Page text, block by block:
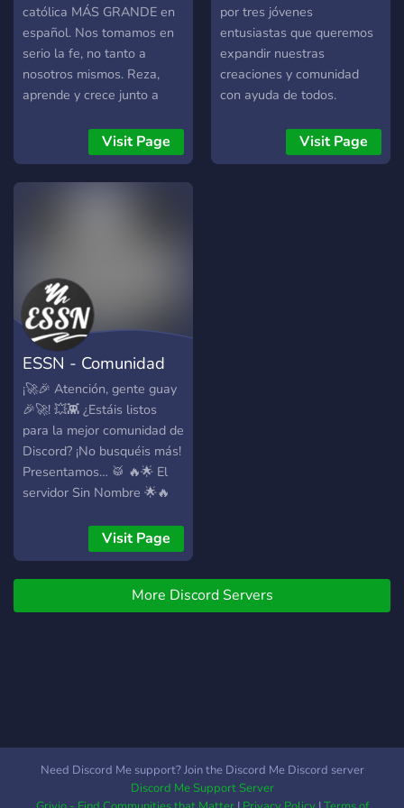
Es gratis. (Pero el trauma
se paga con memes)
usuarios más activos.
católica MÁS GRANDE en
español. Nos tomamos en
serio la fe, no tanto a
nosotros mismos. Reza,
aprende y crece junto a
Visit Page
por tres jóvenes
entusiastas que queremos
expandir nuestras
creaciones y comunidad
con ayuda de todos.
Visit Page
ESSN - Comunidad
en español
¡🚀🎉 Atención, gente guay
🎉🚀! 💥👾 ¿Estáis listos
para la mejor comunidad de
Discord? ¡No busquéis más!
Presentamos… 🥁 🔥🌟 El
servidor Sin Nombre 🌟🔥
unirte a nuestra increíble
comunidad: 🔗
https://discord.gg/essn ¿Por
qué unirte? Aquí tienes
algunas razones top: 😎
bienvenida 🤗 ¡Todos son
bienvenidos aquí! 👫👭👬 🏆
Eventos y actividades
Visit Page
More Discord Servers
Need Discord Me support? Join the Discord Me Discord server
Discord Me Support Server